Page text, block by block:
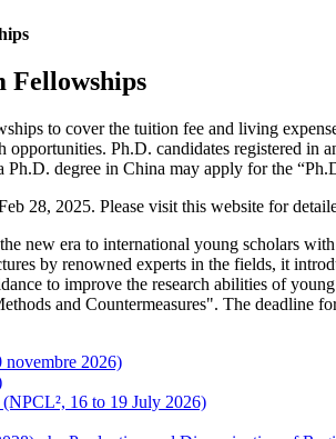
Fellowships
to cover the tuition fee and living
Ph.D. candidates registered in
Ph.D. degree in China may apply for the
28, 2025. Please visit this website for
new era to international young scholars
by renowned experts in the fields, it
to improve the research abilities of
and Countermeasures". The deadline
novembre 2026)
16 to 19 July 2026)